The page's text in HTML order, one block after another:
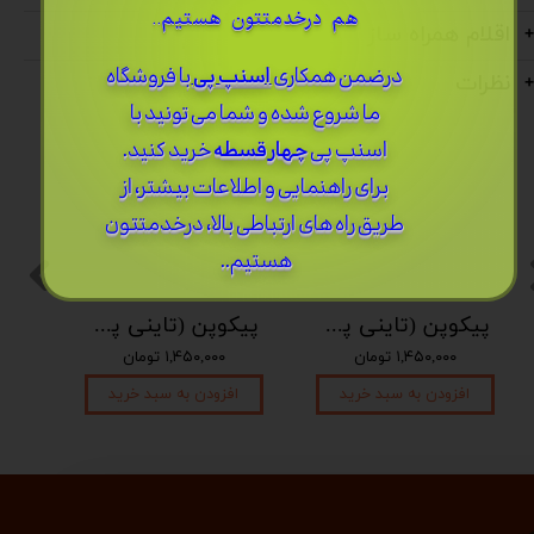
پیکوپن (تاینی پن) 6 نت برند دلکو
۱,۴۵۰,۰۰۰ تومان
افزودن به سبد خرید
پیکوپن (تاینی پن) 6 نت برند دلکو
۱,۴۵۰,۰۰۰ تومان
افزودن به سبد خرید
هم درخدمتتون هستیم..
درضمن ​همکاریاسنپ پیبا فروشگاه
ما شروع شده و شما می تونید با
اسنپ پیچهار قسطهخرید کنید.
برای راهنمایی و اطلاعات بیشتر، از
طریق راه های ارتباطی بالا، درخدمتتون
هستیم..